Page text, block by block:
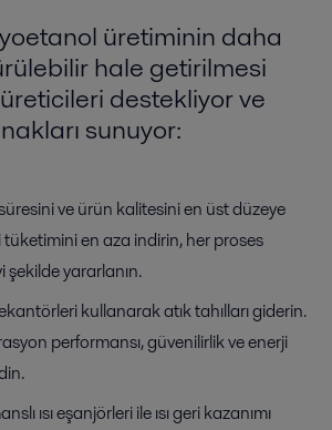
üretiminin daha
hale getirilmesi
destekliyor ve
sunuyor:
ve ürün kalitesini en üst düzeye
tüketimini en aza indirin, her proses
şekilde yararlanın.
kullanarak atık tahılları giderin.
performansı, güvenilirlik ve enerji
ısı eşanjörleri ile ısı geri kazanımı